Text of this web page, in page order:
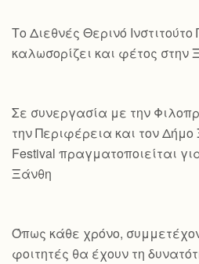
Το Διεθνές Θερινό
καλωσορίζει και φέτος στην
Σε συνεργασία με την
την Περιφέρεια και τον
Festival πραγματοποιείται
Ξάνθη
Όπως κάθε χρόνο,
φοιτητές θα έχουν τη